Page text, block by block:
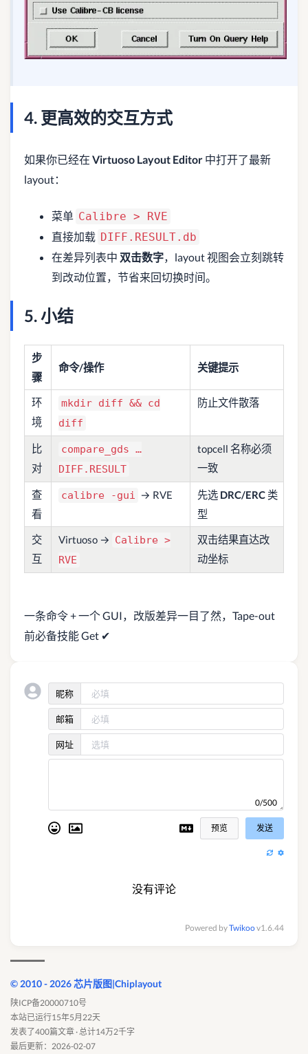
4. 更高效的交互方式
如果你已经在 Virtuoso Layout Editor 中打开了最新
layout：
菜单 Calibre > RVE
直接加载 DIFF.RESULT.db
在差异列表中 双击数字，layout 视图会立刻跳转
到改动位置，节省来回切换时间。
5. 小结
步
骤
命令/操作 关键提示
环
境
mkdir diff && cd
diff
防止文件散落
比
对
compare_gds …
DIFF.RESULT
topcell 名称必须
一致
查
看
calibre -gui → RVE 先选 DRC/ERC 类
型
交
互
Virtuoso → Calibre >
RVE
双击结果直达改
动坐标
一条命令 + 一个 GUI，改版差异一目了然，Tape-out
前必备技能 Get ✔
昵称
邮箱
网址
0/500
预览 发送
没有评论
Powered byTwikoov1.6.44
© 2010 - 2026 芯片版图|Chiplayout
陕ICP备20000710号
本站已运行15年5月22天
发表了400篇文章 · 总计14万2千字
最后更新：2026-02-07